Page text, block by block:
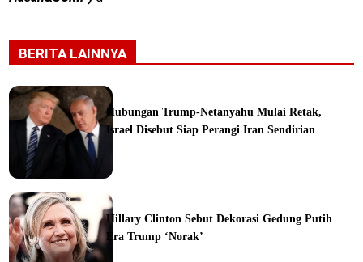
BERITA LAINNYA
Hubungan Trump-Netanyahu Mulai Retak,
Israel Disebut Siap Perangi Iran Sendirian
Hillary Clinton Sebut Dekorasi Gedung Putih
Era Trump ‘Norak’